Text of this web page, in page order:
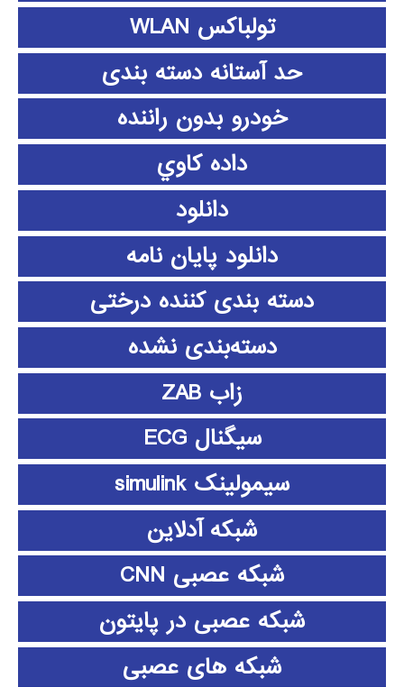
تولباکس WLAN
حد آستانه دسته بندی
خودرو بدون راننده
داده كاوي
دانلود
دانلود پايان نامه
دسته بندی کننده درختی
دسته‌بندی نشده
زاب ZAB
سیگنال ECG
سیمولینک simulink
شبکه آدلاین
شبکه عصبی CNN
شبکه عصبی در پایتون
شبکه های عصبی